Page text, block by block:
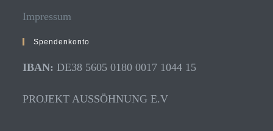
Impressum
Spendenkonto
IBAN: DE38 5605 0180 0017 1044 15
PROJEKT AUSSÖHNUNG E.V